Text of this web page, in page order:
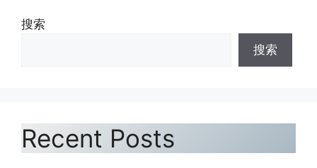
搜索
搜索
Recent Posts